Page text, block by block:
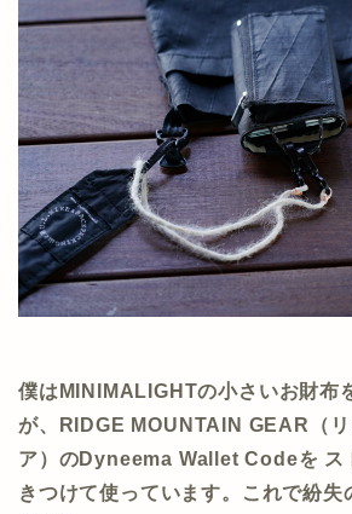
僕はMINIMALIGHTの小さいお財布
が、RIDGE MOUNTAIN GEAR（
ア）のDyneema Wallet Codeを ス
きつけて使っています。これで紛失